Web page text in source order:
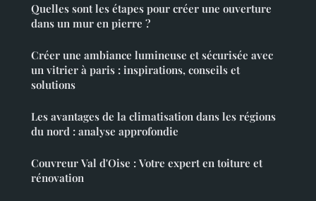
Quelles sont les étapes pour créer une ouverture
dans un mur en pierre ?
Créer une ambiance lumineuse et sécurisée avec
un vitrier à paris : inspirations, conseils et
solutions
Les avantages de la climatisation dans les régions
du nord : analyse approfondie
Couvreur Val d'Oise : Votre expert en toiture et
rénovation